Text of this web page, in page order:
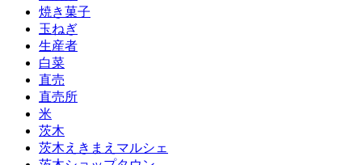
焼き菓子
玉ねぎ
生産者
白菜
直売
直売所
米
茨木
茨木えきまえマルシェ